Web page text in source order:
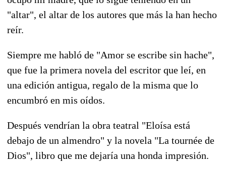
"altar", el altar de los autores que más la han hecho
reír.
Siempre me habló de "Amor se escribe sin hache",
que fue la primera novela del escritor que leí, en
una edición antigua, regalo de la misma que lo
encumbró en mis oídos.
Después vendrían la obra teatral "Eloísa está
debajo de un almendro" y la novela "La tournée de
Dios", libro que me dejaría una honda impresión.